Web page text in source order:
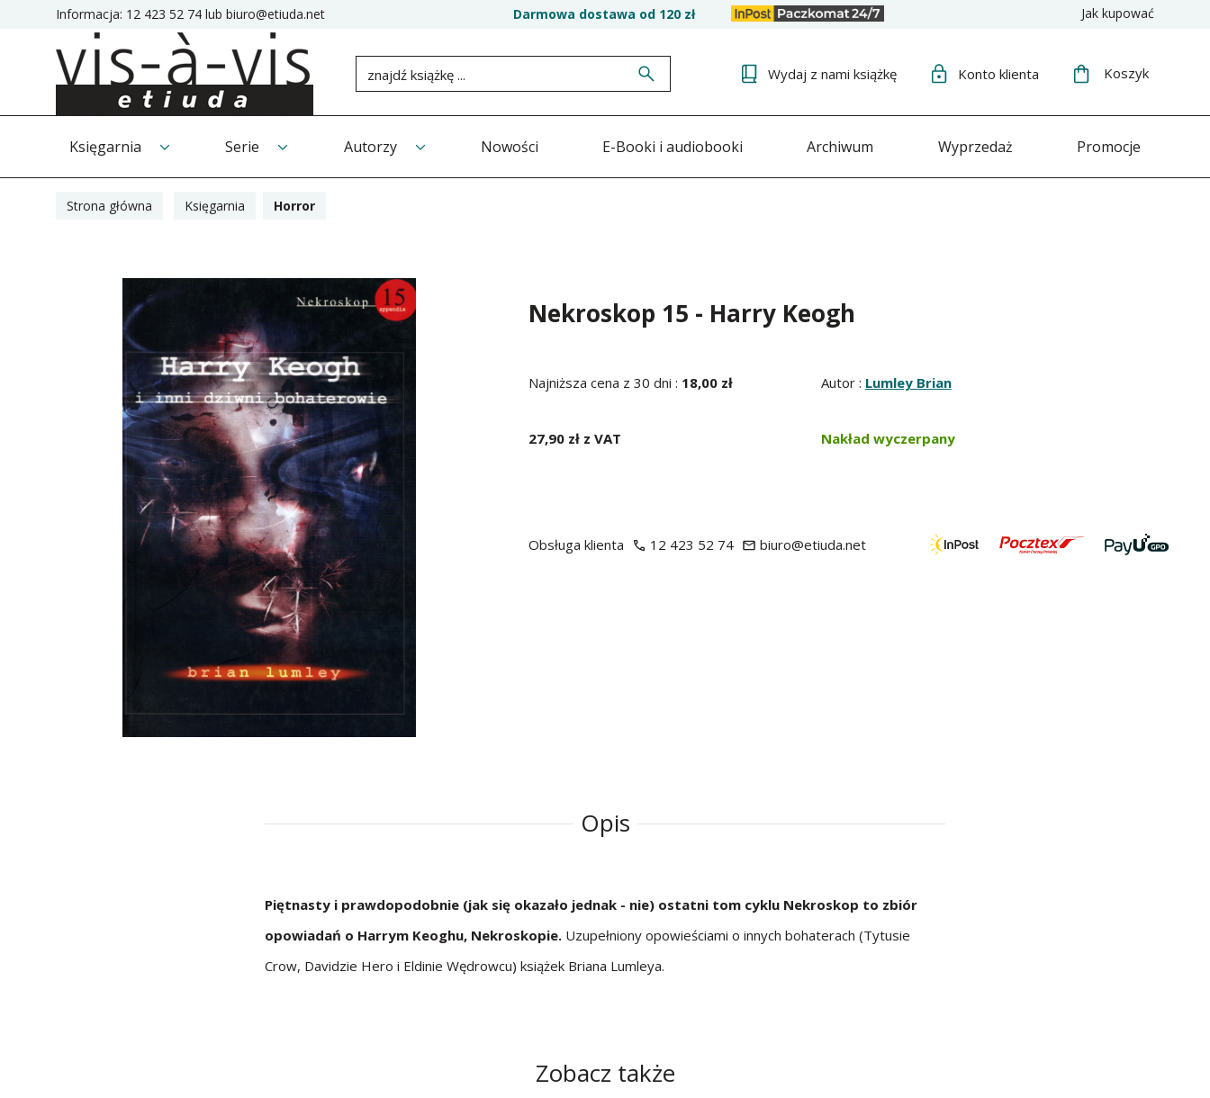
Informacja: 12 423 52 74 lub biuro@etiuda.net Darmowa dostawa od 120 zł Jak kupować
Wydaj z nami książkę Konto klienta Koszyk
Księgarnia Serie Autorzy Nowości E-Booki i audiobooki Archiwum Wyprzedaż Promocje
Strona główna Księgarnia Horror
Nekroskop 15 - Harry Keogh
Najniższa cena z 30 dni : 18,00 zł Autor : Lumley Brian
27,90 zł z VAT Nakład wyczerpany
Obsługa klienta 12 423 52 74 biuro@etiuda.net
Opis
Piętnasty i prawdopodobnie (jak się okazało jednak - nie) ostatni tom cyklu Nekroskop to zbiór
opowiadań o Harrym Keoghu, Nekroskopie.Uzupełniony opowieściami o innych bohaterach (Tytusie
Crow, Davidzie Hero i Eldinie Wędrowcu) książek Briana Lumleya.
Zobacz także